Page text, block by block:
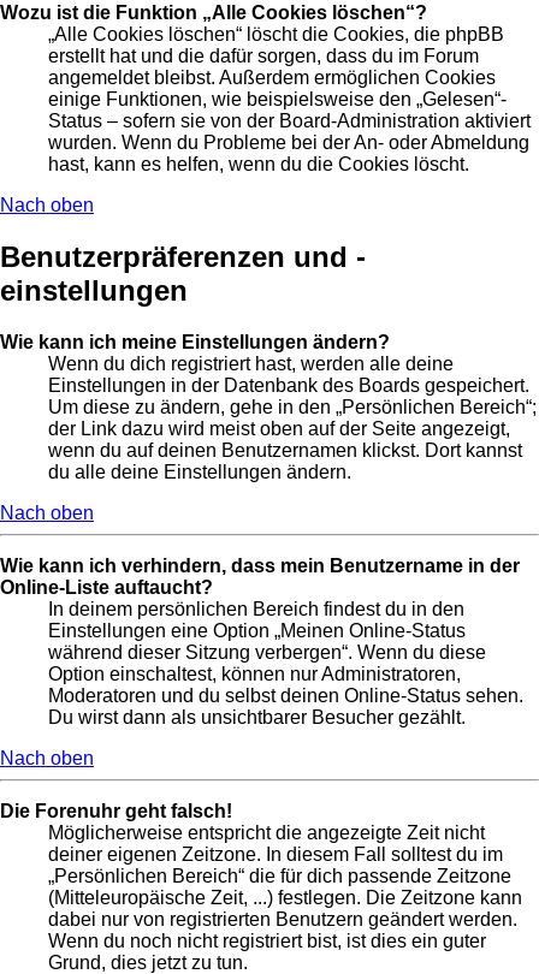
Wozu ist die Funktion „Alle Cookies löschen“?
„Alle Cookies löschen“ löscht die Cookies, die phpBB
erstellt hat und die dafür sorgen, dass du im Forum
angemeldet bleibst. Außerdem ermöglichen Cookies
einige Funktionen, wie beispielsweise den „Gelesen“-
Status – sofern sie von der Board-Administration aktiviert
wurden. Wenn du Probleme bei der An- oder Abmeldung
hast, kann es helfen, wenn du die Cookies löscht.
Nach oben
Benutzerpräferenzen und -
einstellungen
Wie kann ich meine Einstellungen ändern?
Wenn du dich registriert hast, werden alle deine
Einstellungen in der Datenbank des Boards gespeichert.
Um diese zu ändern, gehe in den „Persönlichen Bereich“;
der Link dazu wird meist oben auf der Seite angezeigt,
wenn du auf deinen Benutzernamen klickst. Dort kannst
du alle deine Einstellungen ändern.
Nach oben
Wie kann ich verhindern, dass mein Benutzername in der
Online-Liste auftaucht?
In deinem persönlichen Bereich findest du in den
Einstellungen eine Option „Meinen Online-Status
während dieser Sitzung verbergen“. Wenn du diese
Option einschaltest, können nur Administratoren,
Moderatoren und du selbst deinen Online-Status sehen.
Du wirst dann als unsichtbarer Besucher gezählt.
Nach oben
Die Forenuhr geht falsch!
Möglicherweise entspricht die angezeigte Zeit nicht
deiner eigenen Zeitzone. In diesem Fall solltest du im
„Persönlichen Bereich“ die für dich passende Zeitzone
(Mitteleuropäische Zeit, ...) festlegen. Die Zeitzone kann
dabei nur von registrierten Benutzern geändert werden.
Wenn du noch nicht registriert bist, ist dies ein guter
Grund, dies jetzt zu tun.